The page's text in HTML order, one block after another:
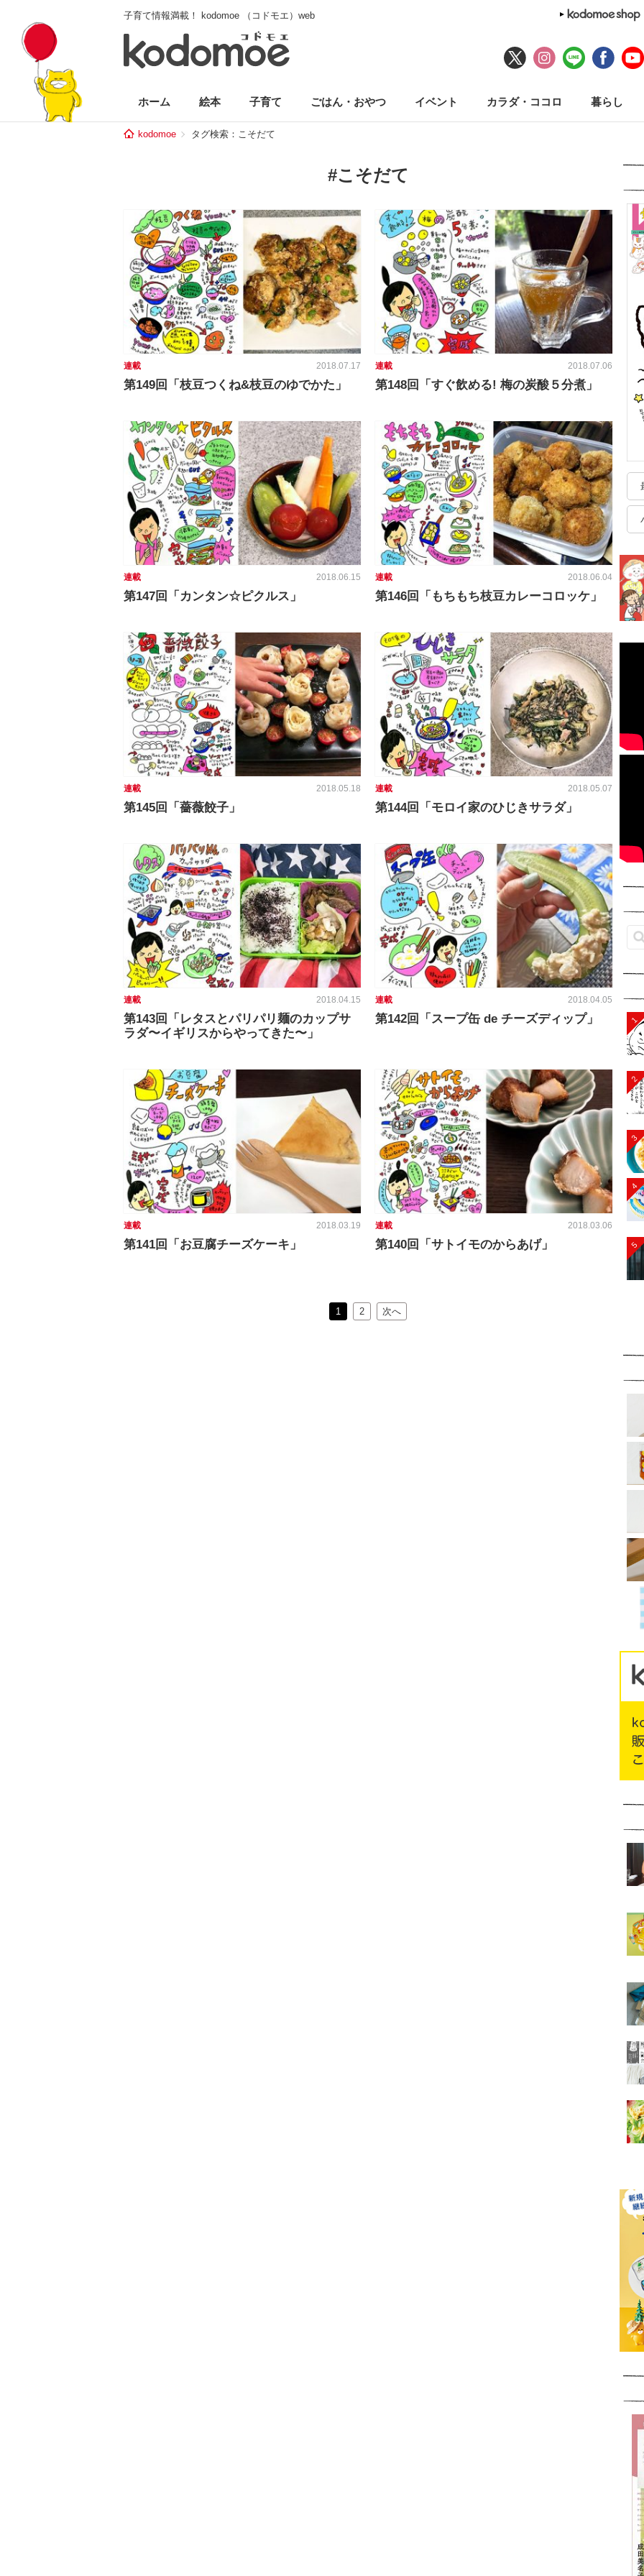
子育て情報満載！ kodomoe （コドモエ）web
ホーム 絵本 子育て ごはん・おやつ イベント カラダ・ココロ 暮らし
kodomoe タグ検索：こそだて
#こそだて
連載 2018.07.17
第149回「枝豆つくね&枝豆のゆでかた」
連載 2018.07.06
第148回「すぐ飲める! 梅の炭酸５分煮」
連載 2018.06.15
第147回「カンタン☆ピクルス」
連載 2018.06.04
第146回「もちもち枝豆カレーコロッケ」
連載 2018.05.18
第145回「薔薇餃子」
連載 2018.05.07
第144回「モロイ家のひじきサラダ」
連載 2018.04.15
第143回「レタスとパリパリ麺のカップサ
ラダ〜イギリスからやってきた〜」
連載 2018.04.05
第142回「スープ缶 de チーズディップ」
連載 2018.03.19
第141回「お豆腐チーズケーキ」
連載 2018.03.06
第140回「サトイモのからあげ」
1 2 次へ
1
2
3
4
5